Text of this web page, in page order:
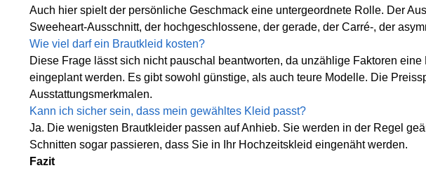
Auch hier spielt der persönliche Geschmack eine untergeordnete Rolle. Der
Sweeheart-Ausschnitt, der hochgeschlossene, der gerade, der Carré-, der
Wie viel darf ein Brautkleid kosten?
Diese Frage lässt sich nicht pauschal beantworten, da unzählige Faktoren
eingeplant werden. Es gibt sowohl günstige, als auch teure Modelle. Die
Ausstattungsmerkmalen.
Kann ich sicher sein, dass mein gewähltes Kleid passt?
Ja. Die wenigsten Brautkleider passen auf Anhieb. Sie werden in der Regel
Schnitten sogar passieren, dass Sie in Ihr Hochzeitskleid eingenäht werden.
Fazit